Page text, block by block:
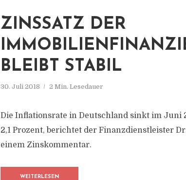
ZINSSATZ DER
BLEIBT STABIL
30. Juli 2018 2 Min. Lesedauer
Die Inflationsrate in Deutschland sinkt im Juni
2,1 Prozent, berichtet der Finanzdienstleister
einem Zinskommentar.
WEITERLESEN